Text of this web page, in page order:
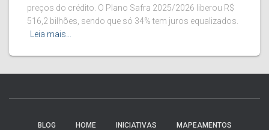
preços do crédito. O Plano Safra 2025/2026 liberou R$
516,2 bilhões, sendo que só 34% tem juros equalizados.
Leia mais…
BLOG HOME INICIATIVAS MAPEAMENTOS